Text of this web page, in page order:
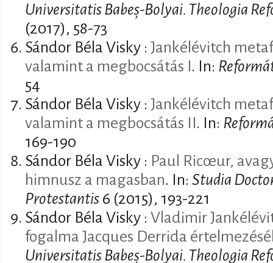
Universitatis Babeș-Bolyai. Theologia
(2017), 58-73
Sándor Béla Visky : Jankélévitch
valamint a megbocsátás I. In:
54
Sándor Béla Visky : Jankélévitch
valamint a megbocsátás II. In:
169-190
Sándor Béla Visky : Paul Ricœur,
himnusz a magasban. In: Studia
Protestantis 6 (2015), 193-221
Sándor Béla Visky : Vladimir
fogalma Jacques Derrida
Universitatis Babeș-Bolyai. Theologia